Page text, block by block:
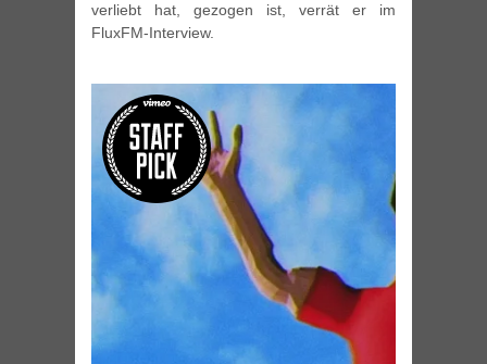
verliebt hat, gezogen ist, verrät er im
FluxFM-Interview.